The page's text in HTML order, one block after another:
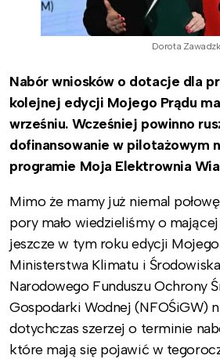
Dorota
Nabór wniosków o dotacje dla
kolejnej edycji Mojego Prądu
wrześniu. Wcześniej powinno
dofinansowanie w pilotażowym
programie Moja Elektrownia
Mimo że mamy już niemal
pory mało wiedzieliśmy o
jeszcze w tym roku edycji
Ministerstwa Klimatu i
Narodowego Funduszu Ochrony
Gospodarki Wodnej (NFOŚiGW)
dotychczas szerzej o terminie
które mają się pojawić w